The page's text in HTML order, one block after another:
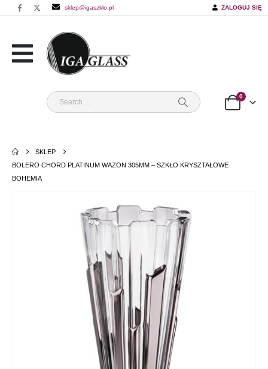
sklep@igaszklo.pl ZALOGUJ SIĘ
0
SKLEP
BOLERO CHORD PLATINUM WAZON 305MM – SZKŁO KRYSZTAŁOWE
BOHEMIA